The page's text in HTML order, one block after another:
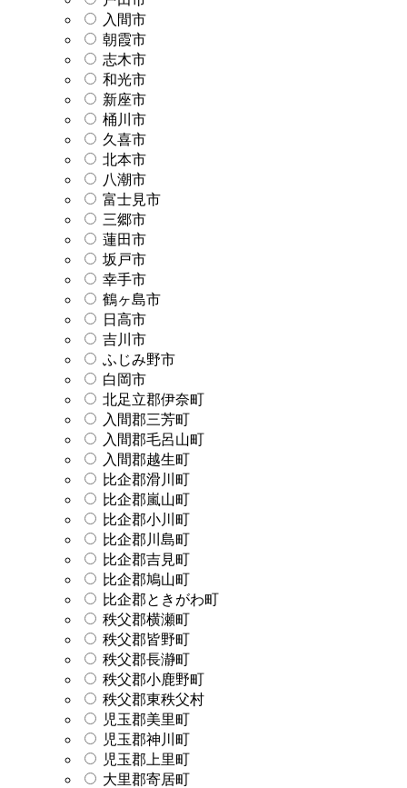
入間市
朝霞市
志木市
和光市
新座市
桶川市
久喜市
北本市
八潮市
富士見市
三郷市
蓮田市
坂戸市
幸手市
鶴ヶ島市
日高市
吉川市
ふじみ野市
白岡市
北足立郡伊奈町
入間郡三芳町
入間郡毛呂山町
入間郡越生町
比企郡滑川町
比企郡嵐山町
比企郡小川町
比企郡川島町
比企郡吉見町
比企郡鳩山町
比企郡ときがわ町
秩父郡横瀬町
秩父郡皆野町
秩父郡長瀞町
秩父郡小鹿野町
秩父郡東秩父村
児玉郡美里町
児玉郡神川町
児玉郡上里町
大里郡寄居町